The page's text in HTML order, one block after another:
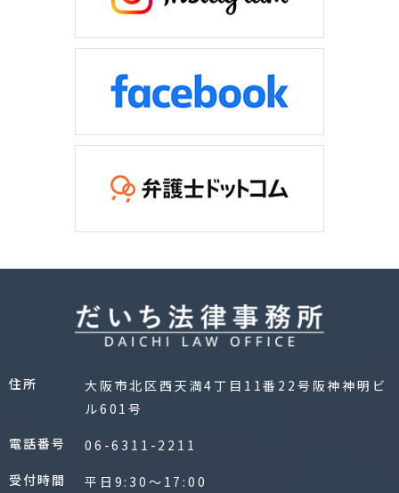
住所
大阪市北区西天満4丁目11番22号阪神神明ビ
ル601号
電話番号
06-6311-2211
受付時間
平日9:30〜17:00